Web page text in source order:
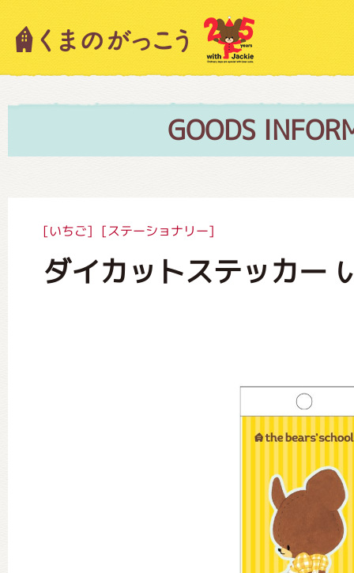
GOODS
[いちご] [ステーショナリー]
ダイカットステッカー
キャラクター紹介
絵本・作家紹介
グッズインフォメーション
ミュージカル・コンサート
おたのしみコンテンツ(クイズ・